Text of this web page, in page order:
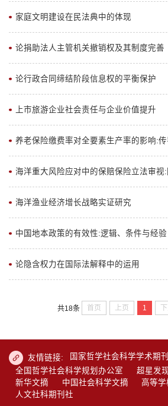
家庭文明建设在民法典中的体现
论捐助法人主管机关撤销权及其制度完善
论行政合同缔结阶段信息权的平衡保护
上市旅游企业社会责任与企业价值提升
海洋渔业经济增长战略实证研究
中国地本政策的有效性:逻辑、条件与经验
论隐含权力在国际法解释中的运用
共18条 首页 上页 1
友情链接: 国家哲学社会科学学术期
全国哲学社会科学规划办公室
超星发
新华文摘
中国社会科学文摘
高等学
人文社科期刊社